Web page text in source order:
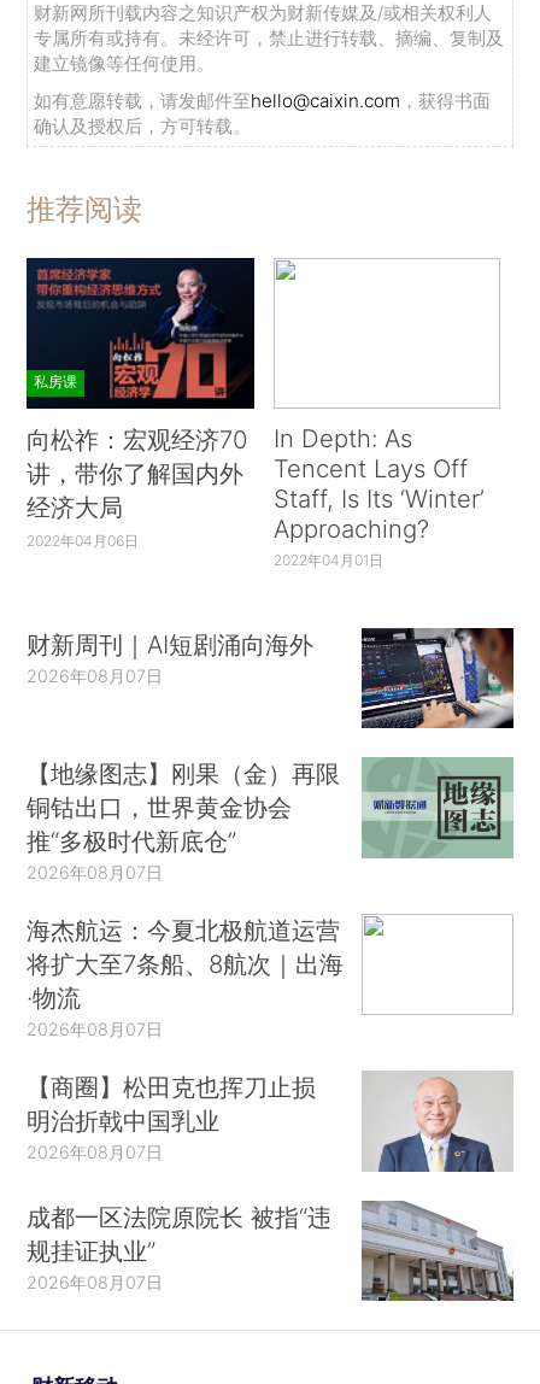
财新网所刊载内容之知识产权为财新传媒及/或相关权利人
专属所有或持有。未经许可，禁止进行转载、摘编、复制及
建立镜像等任何使用。
如有意愿转载，请发邮件至hello@caixin.com ，获得书面
确认及授权后，方可转载。
推荐阅读
私房课
向松祚：宏观经济70
讲，带你了解国内外
经济大局
2022年04月06日
In Depth: As
Tencent Lays Off
Staff, Is Its ‘Winter’
Approaching?
2022年04月01日
财新周刊｜AI短剧涌向海外
2026年08月07日
【地缘图志】刚果（金）再限
铜钴出口，世界黄金协会
推“多极时代新底仓”
2026年08月07日
海杰航运：今夏北极航道运营
将扩大至7条船、8航次｜出海
·物流
2026年08月07日
【商圈】松田克也挥刀止损
明治折戟中国乳业
2026年08月07日
成都一区法院原院长 被指“违
规挂证执业”
2026年08月07日